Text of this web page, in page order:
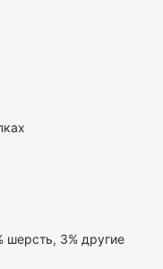
шерсть, 3% другие